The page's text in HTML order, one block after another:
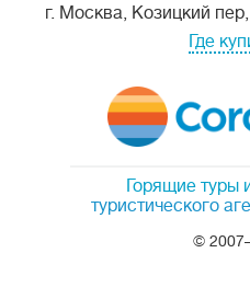
Горящие туры
туристического
©
г. Москва, Козицкий
Где